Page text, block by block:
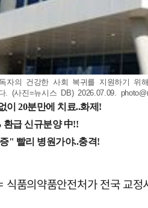
자의 건강한 사회 복귀를 지원하기
. (사진=뉴시스 DB) 2026.07.09.
식품의약품안전처가 전국 교